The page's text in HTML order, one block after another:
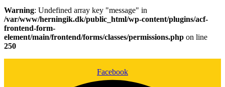
Warning: Undefined array key "message" in
/var/www/herningik.dk/public_html/wp-content/plugins/acf-
frontend-form-
element/main/frontend/forms/classes/permissions.php on line
250
Facebook